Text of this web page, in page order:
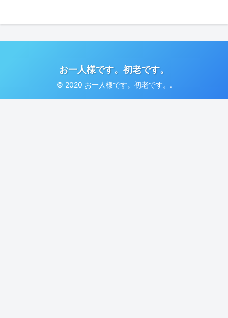
お一人様です。初老です。
© 2020 お一人様です。初老です。.